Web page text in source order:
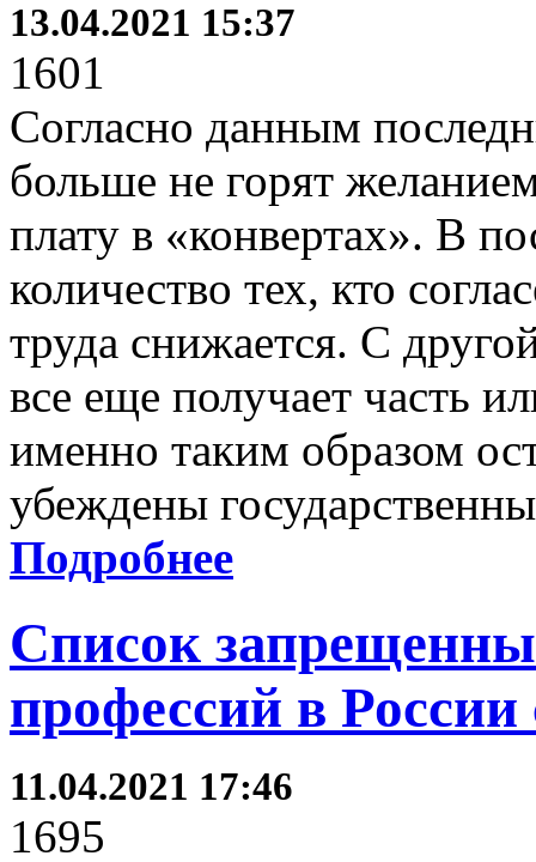
13.04.2021 15:37
1601
Согласно данным
больше не горят
плату в «конвертах». В
количество тех, кто
труда снижается. С
все еще получает часть
именно таким образом
убеждены
Подробнее
Список
профессий в России
11.04.2021 17:46
1695